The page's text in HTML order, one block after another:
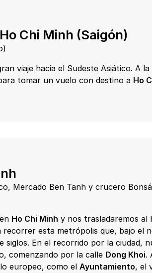
Chi Minh (Saigón)
viaje hacia el Sudeste Asiático. A
tomar un vuelo con destino a Ho
Mercado Ben Tanh y crucero
Ho Chi Minh y nos trasladaremos al
recorrer esta metrópolis que, bajo el
siglos. En el recorrido por la ciudad,
comenzando por la calle Dong Khoi.
europeo, como el Ayuntamiento, el